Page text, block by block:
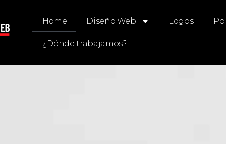
Home Diseño Web Logos
¿Dónde trabajamos?